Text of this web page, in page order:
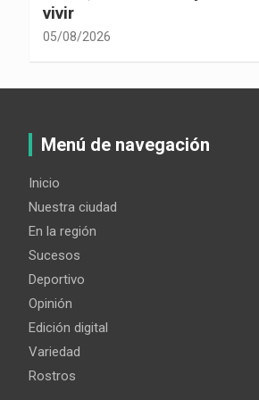
convenientes
05/08/2026
Menú de navegación
Inicio
Nuestra ciudad
En la región
Sucesos
Deportivo
Opinión
Edición digital
Variedad
Rostros